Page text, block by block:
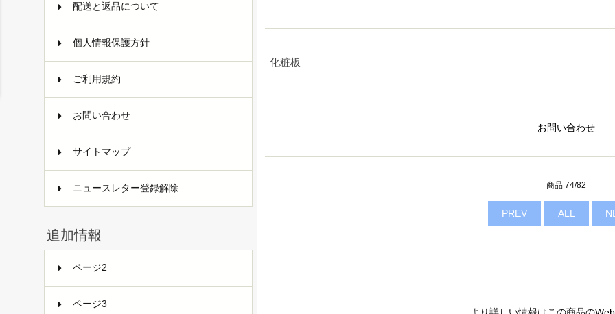
配送と返品について
個人情報保護方針
ご利用規約
お問い合わせ
サイトマップ
ニュースレター登録解除
追加情報
ページ2
ページ3
化粧板
お問い合わせ
商品 74/82
PREV ALL